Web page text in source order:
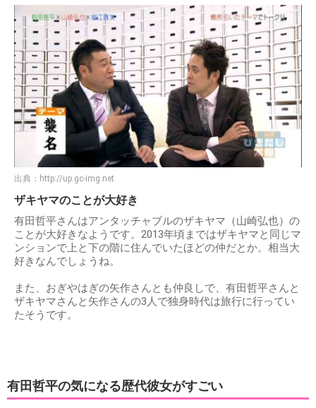
出典： http://up.gc-img.net
ザキヤマのことが大好き
有田哲平さんはアンタッチャブルのザキヤマ（山崎弘也）の
ことが大好きなようです。2013年頃まではザキヤマと同じマ
ンションで上と下の階に住んでいたほどの仲だとか。相当大
好きなんでしょうね。
また、おぎやはぎの矢作さんとも仲良しで、有田哲平さんと
ザキヤマさんと矢作さんの3人で独身時代は旅行に行ってい
たそうです。
有田哲平の気になる歴代彼女がすごい